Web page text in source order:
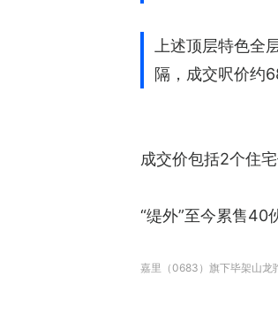
上述顶层特色
隔，成交呎价约
成交价包括2个住
“缇外”至今累售40
嘉里（0683）旗下毕架山龙